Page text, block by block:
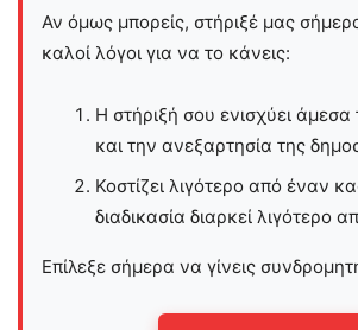
Αν όμως μπορείς, στήριξέ μας
καλοί λόγοι για να το κάνεις:
Η στήριξή σου ενισχύει άμεσα
και την ανεξαρτησία της
Κοστίζει λιγότερο από έναν
διαδικασία διαρκεί λιγότερο
Επίλεξε σήμερα να γίνεις